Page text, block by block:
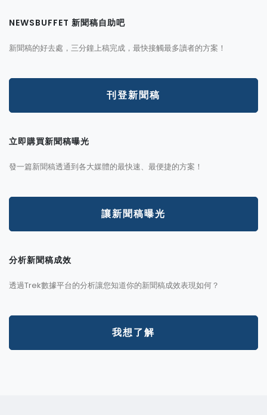
NEWSBUFFET 新聞稿自助吧
新聞稿的好去處，三分鐘上稿完成，最快接觸最多讀者的方案！
刊登新聞稿
立即購買新聞稿曝光
發一篇新聞稿透通到各大媒體的最快速、最便捷的方案！
讓新聞稿曝光
分析新聞稿成效
透過Trek數據平台的分析讓您知道你的新聞稿成效表現如何？
我想了解